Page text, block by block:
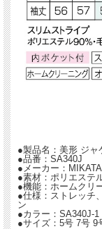
●製品名：美形 ジャ
●品番：SA340J
●メーカー：
●素材：ポリエステ
●機能：ホームクリ
●仕様：ストレッチ
ン
●カラー：SA340J-
●サイズ：5号 7号 9